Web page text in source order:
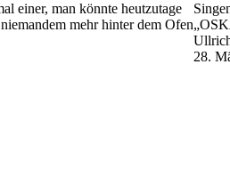
einer, man könnte heutzutage
mehr hinter dem Ofen
28.